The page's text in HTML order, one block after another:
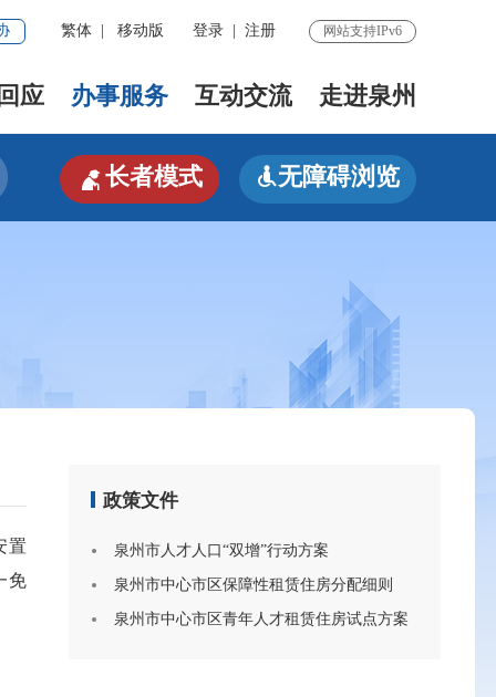
繁体 移动版 登录 注册 网站支持IPv6
应 办事服务 互动交流 走进泉州
长者模式 无障碍浏览
置
免
政策文件
泉州市人才人口“双增”行动方案
泉州市中心市区保障性租赁住房分配细则
泉州市中心市区青年人才租赁住房试点方案